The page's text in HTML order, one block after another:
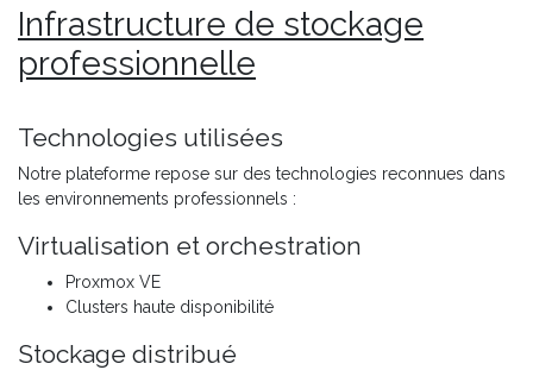
Infrastructure de stockage
professionnelle
Technologies utilisées
Notre plateforme repose sur des technologies reconnues dans
les environnements professionnels :
Virtualisation et orchestration
Proxmox VE
Clusters haute disponibilité
Stockage distribué